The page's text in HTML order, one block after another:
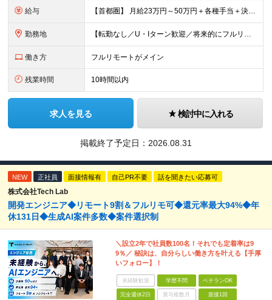
給与 【首都圏】 月給23万円～50万円＋各種手当＋決算賞与 【大阪】 月給22万円～50万円＋各種手当＋決算賞与 【愛知】 月給21.5万円～50万円＋各種手当＋決算賞与 【福岡・宮城】 月給20万
勤務地 【転勤なし／U・Iターン歓迎／将来的にフルリモートOK】 本社（新宿区）、大阪支店、名古屋支店または東京都・神奈川県・千葉県・埼玉県・愛知県・大阪府・福岡県をはじめ、全国のプロジェクト先 ※ご希望を
働き方 フルリモートがメイン
残業時間 10時間以内
求人を見る 検討中に入れる
掲載終了予定日： 2026.08.31
NEW 正社員 面接情報有 自己PR不要 話を聞きたい応募可
株式会社Tech Lab
開発エンジニア◆リモート9割＆フルリモ可◆還元率最大94%◆年
休131日◆生成AI案件多数◆案件選択制
＼設立2年で社員数100名！それでも定着率は9
9％／ 秘訣は、自分らしい働き方を叶える【手厚
いフォロー】！
未経験歓迎 学歴不問 ベテランOK
完全週休2日 賞与複数月 面接1回